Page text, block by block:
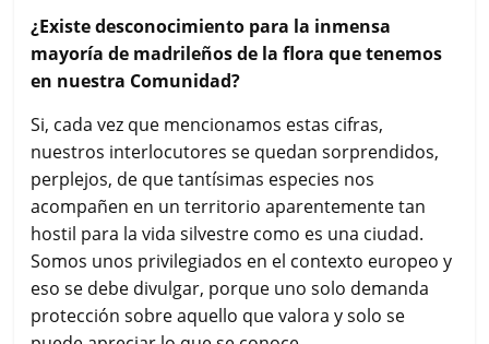
¿Existe desconocimiento para la inmensa
mayoría de madrileños de la flora que tenemos
en nuestra Comunidad?
Si, cada vez que mencionamos estas cifras,
nuestros interlocutores se quedan sorprendidos,
perplejos, de que tantísimas especies nos
acompañen en un territorio aparentemente tan
hostil para la vida silvestre como es una ciudad.
Somos unos privilegiados en el contexto europeo y
eso se debe divulgar, porque uno solo demanda
protección sobre aquello que valora y solo se